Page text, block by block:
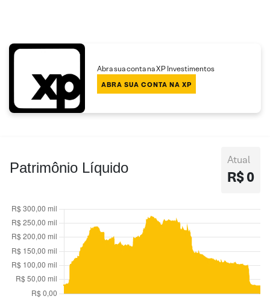
Abra sua conta na XP Investimentos
ABRA SUA CONTA NA XP
Patrimônio Líquido Atual
R$ 0